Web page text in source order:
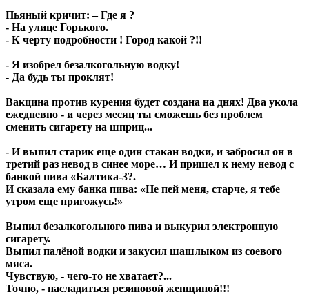
Пьяный кричит: – Где я ?
- На улице Горького.
- К черту подробности ! Город какой ?!!
- Я изобрел безалкогольную водку!
- Да будь ты проклят!
Вакцина против курения будет создана на днях! Два укола
ежедневно - и через месяц ты сможешь без проблем
сменить сигарету на шприц...
- И выпил старик еще один стакан водки, и забросил он в
третий раз невод в синее море… И пришел к нему невод с
банкой пива «Балтика-3?.
И сказала ему банка пива: «Не пей меня, старче, я тебе
утром еще пригожусь!»
Выпил безалкогольного пива и выкурил электронную
сигарету.
Выпил палёной водки и закусил шашлыком из соевого
мяса.
Чувствую, - чего-то не хватает?...
Точно, - насладиться резиновой женщиной!!!